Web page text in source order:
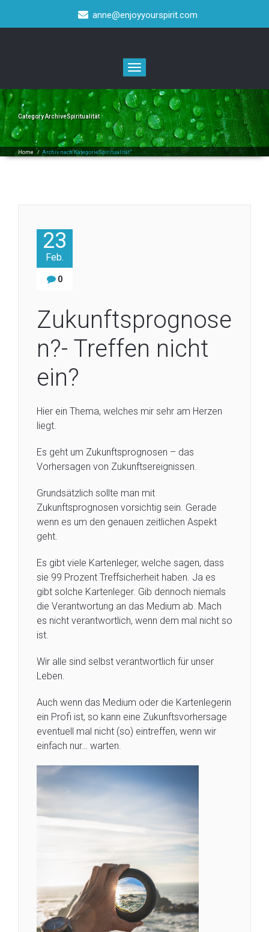
anne@enjoyyourspirit.com
Toggle
navigation
Category ArchiveSpiritualität
Home / Archiv nach KategorieSpiritualität"
23
Feb.
0
Zukunftsprognose
n?- Treffen nicht
ein?
Hier ein Thema, welches mir sehr am Herzen
liegt.
Es geht um Zukunftsprognosen – das
Vorhersagen von Zukunftsereignissen.
Grundsätzlich sollte man mit
Zukunftsprognosen vorsichtig sein. Gerade
wenn es um den genauen zeitlichen Aspekt
geht.
Es gibt viele Kartenleger, welche sagen, dass
sie 99 Prozent Treffsicherheit haben. Ja es
gibt solche Kartenleger. Gib dennoch niemals
die Verantwortung an das Medium ab. Mach
es nicht verantwortlich, wenn dem mal nicht so
ist.
Wir alle sind selbst verantwortlich für unser
Leben.
Auch wenn das Medium oder die Kartenlegerin
ein Profi ist, so kann eine Zukunftsvorhersage
eventuell mal nicht (so) eintreffen, wenn wir
einfach nur… warten.